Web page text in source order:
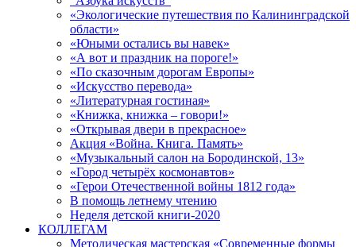
«Экологические путешествия по Калининградской
области»
«Юными остались вы навек»
«А вот и праздник на пороге!»
«По сказочным дорогам Европы»
«Искусство перевода»
«Литературная гостиная»
«Книжка, книжка – говори!»
«Открывая двери в прекрасное»
Акция «Война. Книга. Память»
«Музыкальный салон на Бородинской, 13»
«Город четырёх космонавтов»
«Герои Отечественной войны 1812 года»
В помощь летнему чтению
Неделя детской книги-2020
КОЛЛЕГАМ
Методическая мастерская «Современные формы